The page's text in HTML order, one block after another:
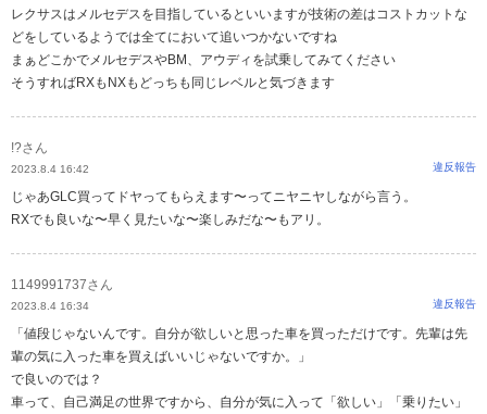
レクサスはメルセデスを目指しているといいますが技術の差はコストカットな
どをしているようでは全てにおいて追いつかないですね
まぁどこかでメルセデスやBM、アウディを試乗してみてください
そうすればRXもNXもどっちも同じレベルと気づきます
!?さん
2023.8.4 16:42 違反報告
じゃあGLC買ってドヤってもらえます〜ってニヤニヤしながら言う。
RXでも良いな〜早く見たいな〜楽しみだな〜もアリ。
1149991737さん
2023.8.4 16:34 違反報告
「値段じゃないんです。自分が欲しいと思った車を買っただけです。先輩は先
輩の気に入った車を買えばいいじゃないですか。」
で良いのでは？
車って、自己満足の世界ですから、自分が気に入って「欲しい」「乗りたい」